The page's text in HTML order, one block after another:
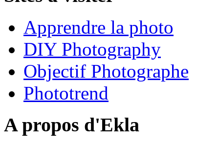
Apprendre la photo
DIY Photography
Objectif Photographe
Phototrend
A propos d'Ekla